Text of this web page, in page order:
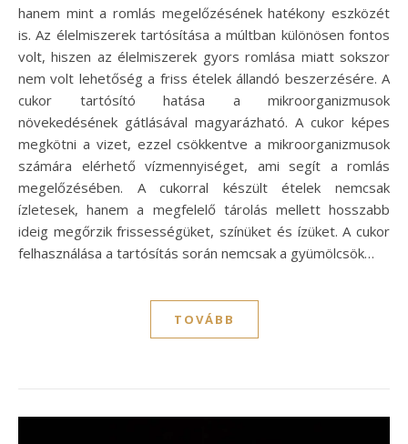
hanem mint a romlás megelőzésének hatékony eszközét
is. Az élelmiszerek tartósítása a múltban különösen fontos
volt, hiszen az élelmiszerek gyors romlása miatt sokszor
nem volt lehetőség a friss ételek állandó beszerzésére. A
cukor tartósító hatása a mikroorganizmusok
növekedésének gátlásával magyarázható. A cukor képes
megkötni a vizet, ezzel csökkentve a mikroorganizmusok
számára elérhető vízmennyiséget, ami segít a romlás
megelőzésében. A cukorral készült ételek nemcsak
ízletesek, hanem a megfelelő tárolás mellett hosszabb
ideig megőrzik frissességüket, színüket és ízüket. A cukor
felhasználása a tartósítás során nemcsak a gyümölcsök…
TOVÁBB